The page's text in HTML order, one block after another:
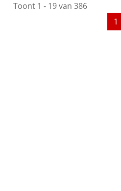
Toont 1 - 19 van 386
1